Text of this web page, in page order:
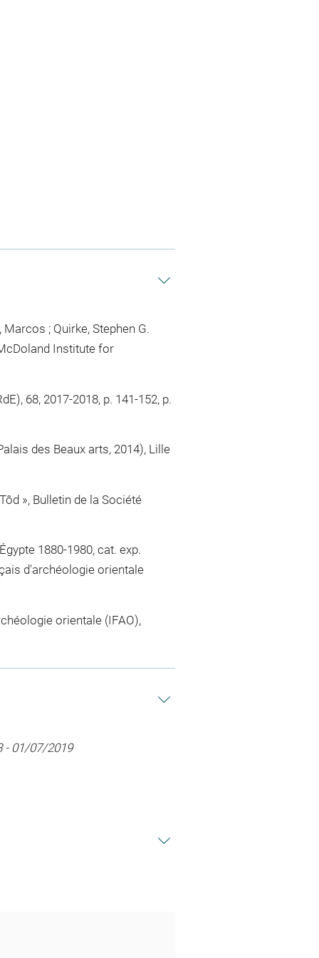
; Quirke, Stephen G.
Institute for
68, 2017-2018, p. 141-152, p.
des Beaux arts, 2014), Lille
», Bulletin de la Société
1880-1980, cat. exp.
d'archéologie orientale
orientale (IFAO),
- 01/07/2019